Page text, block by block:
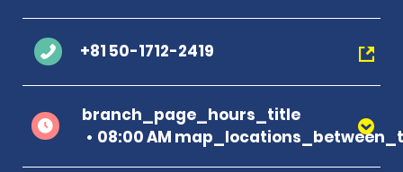
+81 50-1712-2419
branch_page_hours_title
08:00 AM